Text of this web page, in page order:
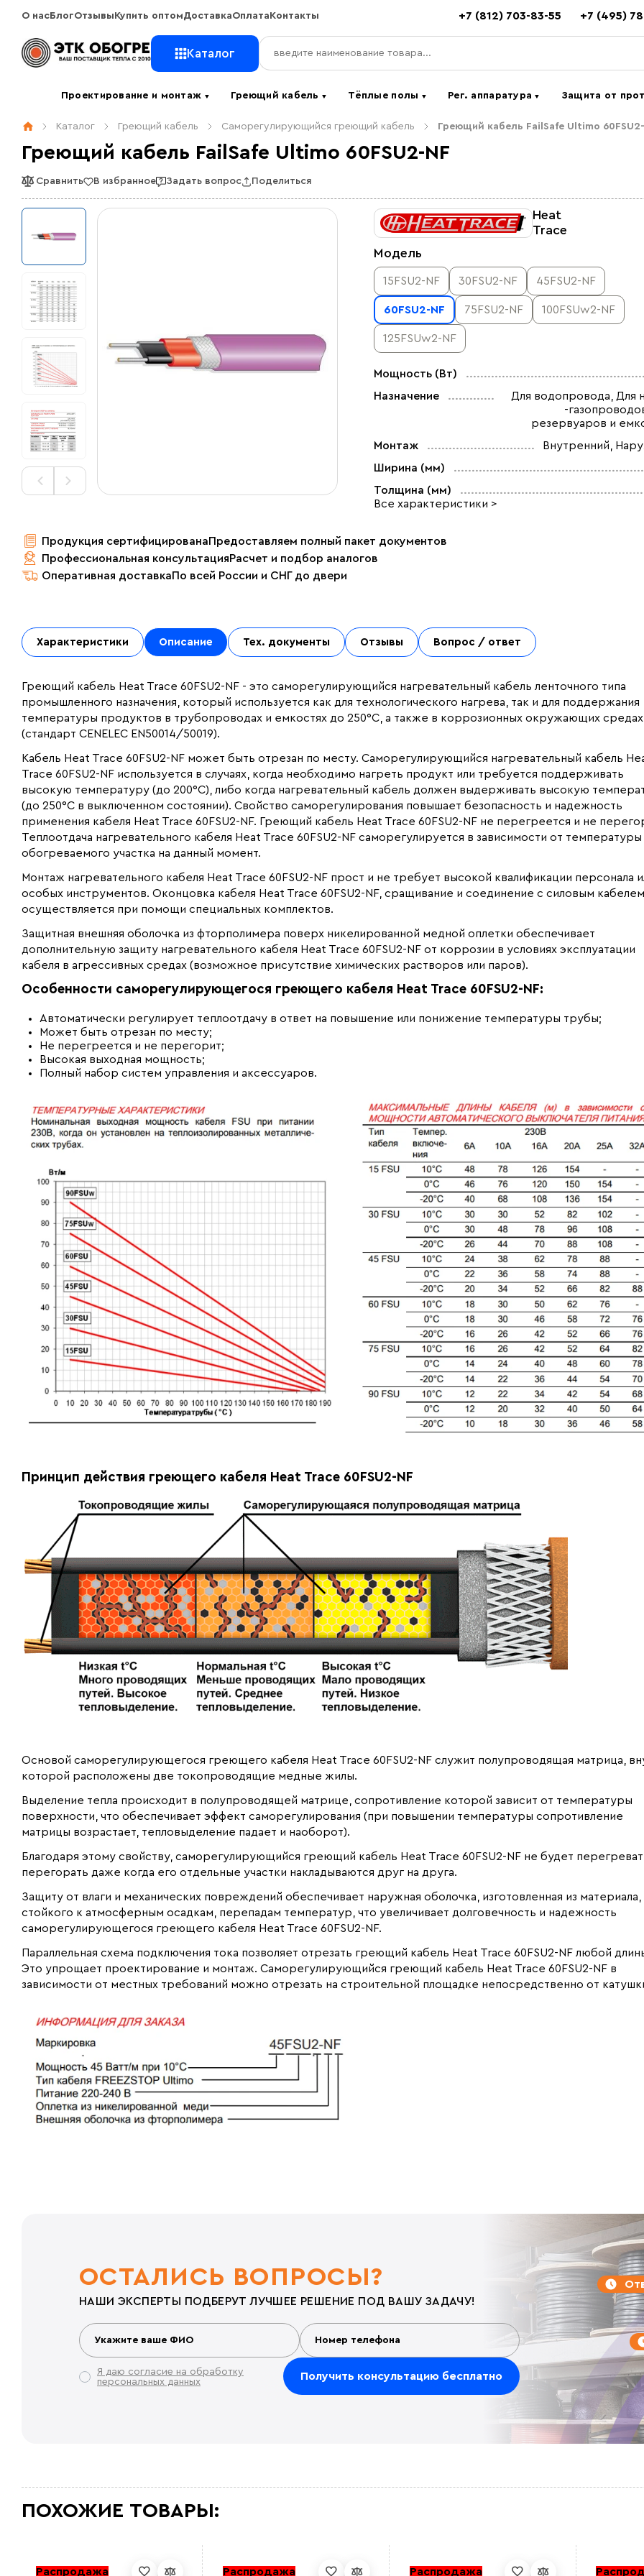
О нас БлогОтзывы Купить оптомДоставкаОплата Контакты +7 (812) 703-83-55 +7 (495)
Каталог
Проектирование и монтаж ▼ Греющий кабель▼ Тёплые полы ▼ Рег. аппаратура▼ Защита от
Каталог Греющий кабель Саморегулирующийся греющий кабель Греющий кабель FailSafe Ultimo
Греющий кабель FailSafe Ultimo 60FSU2-NF
Сравнить В избранное Задать вопрос Поделиться
Heat
Trace
Модель
15FSU2-NF 30FSU2-NF 45FSU2-NF
60FSU2-NF 75FSU2-NF 100FSUw2-NF
125FSUw2-NF
Мощность (Вт)
Назначение
Для водопровода, Для
-
резервуаров и
Монтаж
Внутренний,
Ширина (мм)
Толщина (мм)
Все характеристики >
Продукция сертифицированаПредоставляем полный пакет документов
Профессиональная консультацияРасчет и подбор аналогов
Оперативная доставкаПо всей России и СНГ до двери
Характеристики Описание Тех. документы Отзывы Вопрос / ответ
Греющий кабель Heat Trace 60FSU2-NF - это саморегулирующийся нагревательный кабель ленточного типа
промышленного назначения, который используется как для технологического нагрева, так и для поддержания
температуры продуктов в трубопроводах и емкостях до 250°С, а также в коррозионных окружающих средах
(стандарт CENELEC EN50014/50019).
Кабель Heat Trace 60FSU2-NF может быть отрезан по месту. Саморегулирующийся нагревательный кабель
Trace 60FSU2-NF используется в случаях, когда необходимо нагреть продукт или требуется поддерживать
высокую температуру (до 200°С), либо когда нагревательный кабель должен выдерживать высокую
(до 250°С в выключенном состоянии). Свойство саморегулирования повышает безопасность и надежность
применения кабеля Heat Trace 60FSU2-NF. Греющий кабель Heat Trace 60FSU2-NF не перегреется и не
Теплоотдача нагревательного кабеля Heat Trace 60FSU2-NF саморегулируется в зависимости от температуры
обогреваемого участка на данный момент.
Монтаж нагревательного кабеля Heat Trace 60FSU2-NF прост и не требует высокой квалификации персонала
особых инструментов. Оконцовка кабеля Heat Trace 60FSU2-NF, сращивание и соединение с силовым кабелем
осуществляется при помощи специальных комплектов.
Защитная внешняя оболочка из фторполимера поверх никелированной медной оплетки обеспечивает
дополнительную защиту нагревательного кабеля Heat Trace 60FSU2-NF от коррозии в условиях эксплуатации
кабеля в агрессивных средах (возможное присутствие химических растворов или паров).
Особенности саморегулирующегося греющего кабеля Heat Trace 60FSU2-NF:
Автоматически регулирует теплоотдачу в ответ на повышение или понижение температуры трубы;
Может быть отрезан по месту;
Не перегреется и не перегорит;
Высокая выходная мощность;
Полный набор систем управления и аксессуаров.
Принцип действия греющего кабеля Heat Trace 60FSU2-NF
Основой саморегулирующегося греющего кабеля Heat Trace 60FSU2-NF служит полупроводящая матрица,
которой расположены две токопроводящие медные жилы.
Выделение тепла происходит в полупроводящей матрице, сопротивление которой зависит от температуры
поверхности, что обеспечивает эффект саморегулирования (при повышении температуры сопротивление
матрицы возрастает, тепловыделение падает и наоборот).
Благодаря этому свойству, саморегулирующийся греющий кабель Heat Trace 60FSU2-NF не будет
перегорать даже когда его отдельные участки накладываются друг на друга.
Защиту от влаги и механических повреждений обеспечивает наружная оболочка, изготовленная из материала,
стойкого к атмосферным осадкам, перепадам температур, что увеличивает долговечность и надежность
саморегулирующегося греющего кабеля Heat Trace 60FSU2-NF.
Параллельная схема подключения тока позволяет отрезать греющий кабель Heat Trace 60FSU2-NF любой
Это упрощает проектирование и монтаж. Саморегулирующийся греющий кабель Heat Trace 60FSU2-NF в
зависимости от местных требований можно отрезать на строительной площадке непосредственно от
ОСТАЛИСЬ ВОПРОСЫ?
НАШИ ЭКСПЕРТЫ ПОДБЕРУТ ЛУЧШЕЕ РЕШЕНИЕ ПОД ВАШУ ЗАДАЧУ!
Я даю согласие на обработку
персональных данных
ПОХОЖИЕ ТОВАРЫ:
Распродажа Распродажа Распродажа